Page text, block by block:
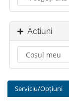
Acțiuni
Serviciu/Opțiuni